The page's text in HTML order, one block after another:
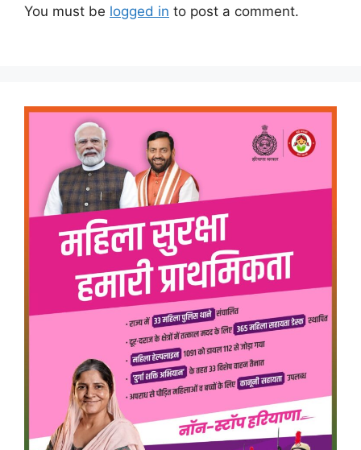
You must be logged in to post a comment.